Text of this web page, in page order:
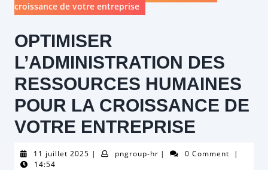
croissance de votre entreprise
OPTIMISER
L’ADMINISTRATION DES
RESSOURCES HUMAINES
POUR LA CROISSANCE DE
VOTRE ENTREPRISE
11 juillet 2025 11| pngroup-hrpngroup-
| 0 Comment
|
14:54